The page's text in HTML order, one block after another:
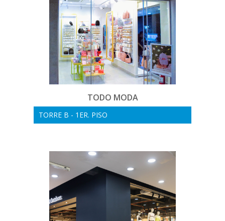
TODO MODA
TORRE B - 1ER. PISO